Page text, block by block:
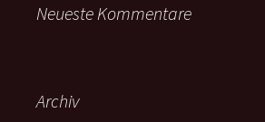
Neueste Kommentare
Archiv